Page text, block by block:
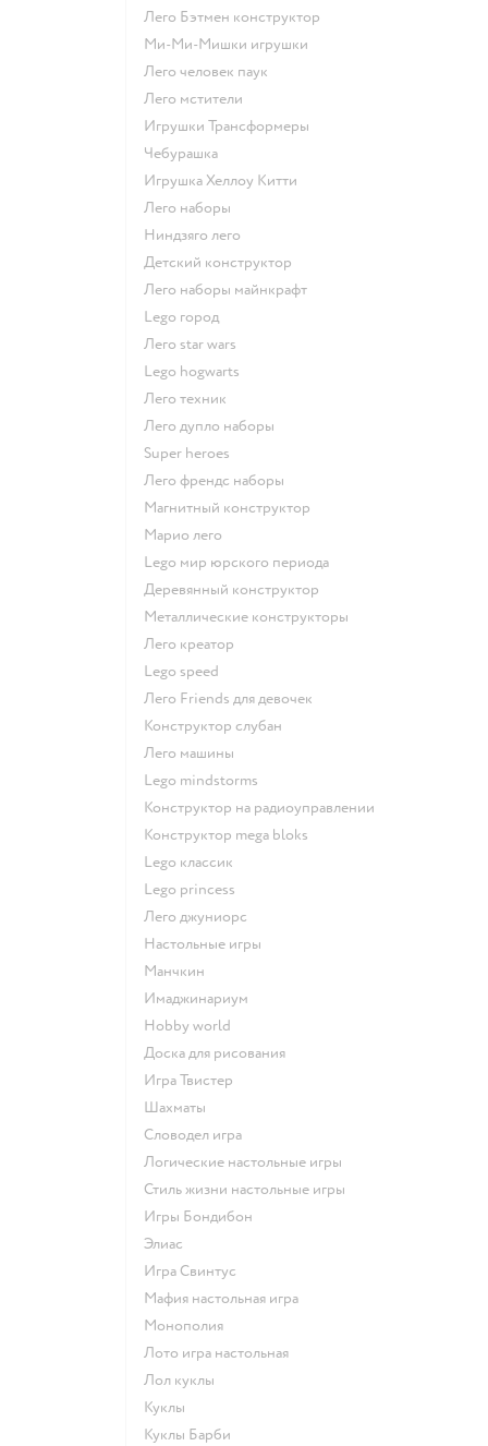
Лего Бэтмен конструктор
Ми-Ми-Мишки игрушки
Лего человек паук
Лего мстители
Игрушки Трансформеры
Чебурашка
Игрушка Хеллоу Китти
Лего наборы
Ниндзяго лего
Детский конструктор
Лего наборы майнкрафт
Lego город
Лего star wars
Lego hogwarts
Лего техник
Лего дупло наборы
Super heroes
Лего френдс наборы
Магнитный конструктор
Марио лего
Lego мир юрского периода
Деревянный конструктор
Металлические конструкторы
Лего креатор
Lego speed
Лего Friends для девочек
Конструктор слубан
Лего машины
Lego mindstorms
Конструктор на радиоуправлении
Конструктор mega bloks
Lego классик
Lego princess
Лего джуниорс
Настольные игры
Манчкин
Имаджинариум
Hobby world
Доска для рисования
Игра Твистер
Шахматы
Словодел игра
Логические настольные игры
Стиль жизни настольные игры
Игры Бондибон
Элиас
Игра Свинтус
Мафия настольная игра
Монополия
Лото игра настольная
Лол куклы
Куклы
Куклы Барби